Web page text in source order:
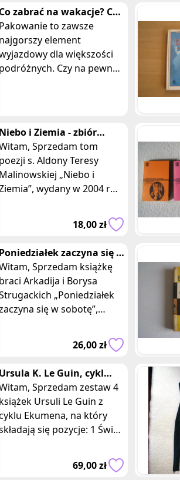
zabrać na wakacje? Co
to zawsze
element
dla większości
Czy na pewno
i Ziemia - zbiór
s. Aldona Teresa
C
Sprzedam tom
s. Aldony Teresy
„Niebo i
wydany w 2004 r
Rolników.
w twardej, imp
18,00 zł
zaczyna się w
Arkadij Borys
Sprzedam książkę
Arkadija i Borysa
„Poniedziałek
się w sobotę”,
Iskry Raduga
26,00 zł
K. Le Guin, cykl
4 tomy, Wydanie
Sprzedam zestaw 4
Ursuli Le Guin z
Ekumena, na który
się pozycje: 1 Świat
r. przez wydawnictwo
69,00 zł